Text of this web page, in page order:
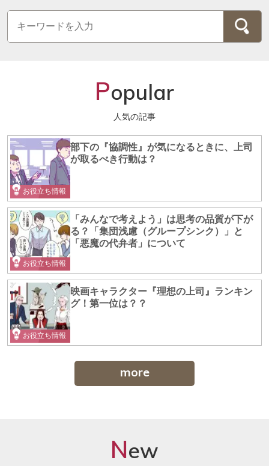
Popular
人気の記事
お役立ち情報
部下の『協調性』が気になるときに、上司
が取るべき行動は？
お役立ち情報
「みんなで考えよう」は思考の品質が下が
る？「集団浅慮（グループシンク）」と
「悪魔の代弁者」について
お役立ち情報
映画キャラクター『理想の上司』ランキン
グ！第一位は？？
more
New